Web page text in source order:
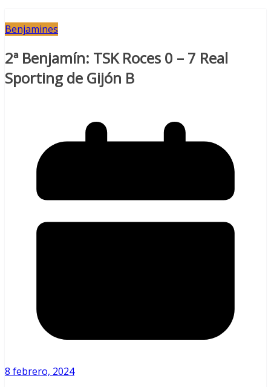
Benjamines
2ª Benjamín: TSK Roces 0 – 7 Real
Sporting de Gijón B
8 febrero, 2024